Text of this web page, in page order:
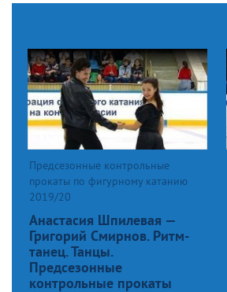
Предсезонные контрольные
прокаты по фигурному катанию
2019/20
Анастасия Шпилевая —
Григорий Смирнов. Ритм-
танец. Танцы.
Предсезонные
контрольные прокаты